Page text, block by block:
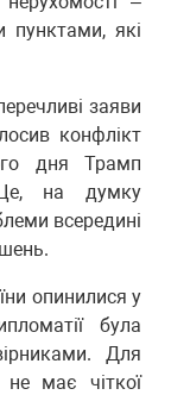
пунктами, які
заяви
конфлікт
дня Трамп
Це, на думку
всередині
опинилися у
була
Для
має чіткої